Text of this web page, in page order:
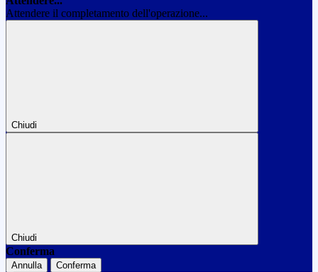
Attendere il completamento dell'operazione...
Chiudi
Chiudi
Conferma
Annulla Conferma